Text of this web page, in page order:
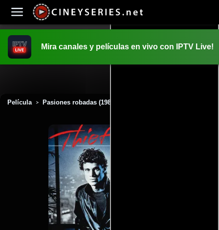
Mira canales y películas en vivo con IPTV Live!
Película > Pasiones robadas (1984)